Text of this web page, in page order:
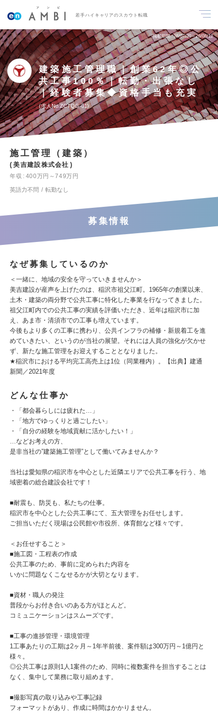
若手ハイキャリアのスカウト転職
掲載期間 26/07/30～26/08/12
建築施工管理職｜創業62年◎公
共工事100％｜転勤・出張なし
｜経験者募集◆資格手当も充実
求人No.ZCTQG-01
施工管理（建築）
美吉建設株式会社
年収
400万円～749万円
英語力不問
転勤なし
募集情報
なぜ募集しているのか
＜一緒に、地域の安全を守っていきませんか＞
美吉建設が産声を上げたのは、稲沢市祖父江町。1965年の創業以来、
土木・建築の両分野で公共工事に特化した事業を行なってきました。
祖父江町内での公共工事の実績を評価いただき、近年は稲沢市に加
え、あま市・清須市での工事も増えています。
今後もより多くの工事に携わり、公共インフラの補修・新規着工を進
めていきたい、というのが当社の展望。それには人員の強化が欠かせ
ず、新たな施工管理をお迎えすることとなりました。
★稲沢市における平均完工高売上は1位（同業種内）。【出典】建通
新聞／2021年度
どんな仕事か
・「都会暮らしには疲れた…」
・「地方でゆっくりと過ごしたい」
・「自分の経験を地域貢献に活かしたい！」
…などお考えの方、
是非当社の”建築施工管理”として働いてみませんか？
当社は愛知県の稲沢市を中心とした近隣エリアで公共工事を行う、地
域密着の総合建設会社です！
■耐震も、防災も、私たちの仕事。
稲沢市を中心とした公共工事にて、五大管理をお任せします。
ご担当いただく現場は公民館や市役所、体育館など様々です。
＜お任せすること＞
■施工図・工程表の作成
公共工事のため、事前に定められた内容を
いかに問題なくこなせるかが大切となります。
■資材・職人の発注
普段からお付き合いのある方がほとんど。
コミュニケーションはスムーズです。
■工事の進捗管理・環境管理
1工事あたりの工期は2ヶ月～1年半前後、案件額は300万円～1億円と
様々。
◎公共工事は原則1人1案件のため、同時に複数案件を担当することは
なく、集中して業務に取り組めます。
■撮影写真の取り込みや工事記録
フォーマットがあり、作成に時間はかかりません。